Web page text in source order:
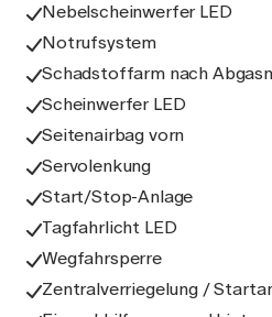
Nebelscheinwerfer LED
Notrufsystem
Schadstoffarm nach
Scheinwerfer LED
Seitenairbag vorn
Servolenkung
Start/Stop-Anlage
Tagfahrlicht LED
Wegfahrsperre
Zentralverriegelung /